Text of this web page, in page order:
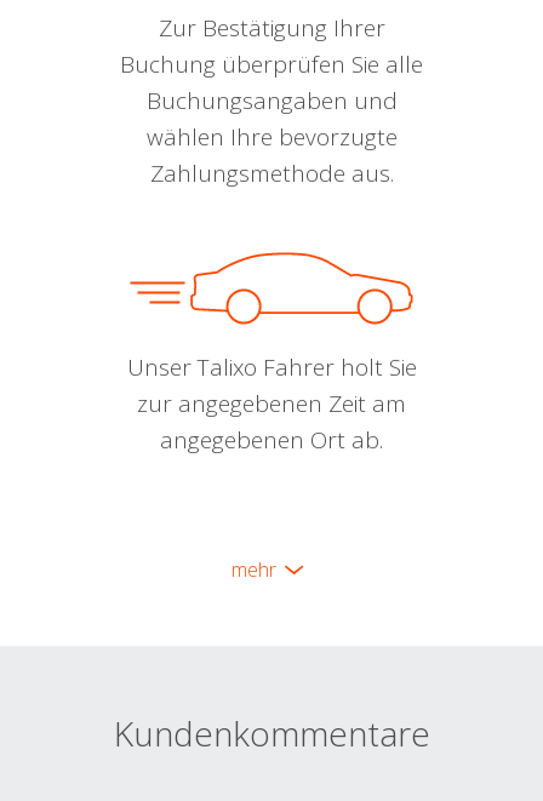
Zur Bestätigung Ihrer
Buchung überprüfen Sie alle
Buchungsangaben und
wählen Ihre bevorzugte
Zahlungsmethode aus.
Unser Talixo Fahrer holt Sie
zur angegebenen Zeit am
angegebenen Ort ab.
mehr
Kundenkommentare